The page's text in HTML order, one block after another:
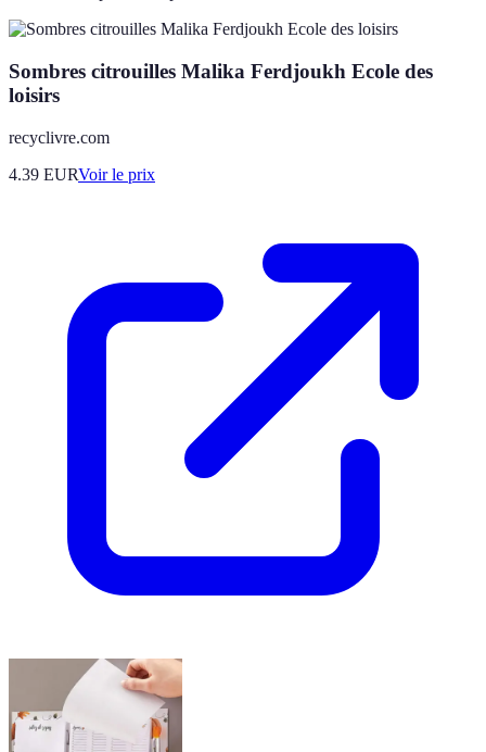
Sombres citrouilles Malika Ferdjoukh Ecole des
loisirs
recyclivre.com
4.39 EURVoir le prix